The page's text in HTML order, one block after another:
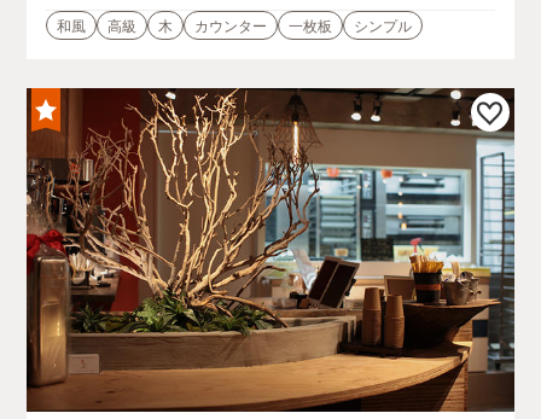
和風
高級 木 カウンター 一枚板 シンプル